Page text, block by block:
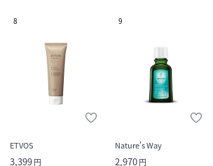
8
ETVOS
3,399円
9
Nature's Way
2,970円